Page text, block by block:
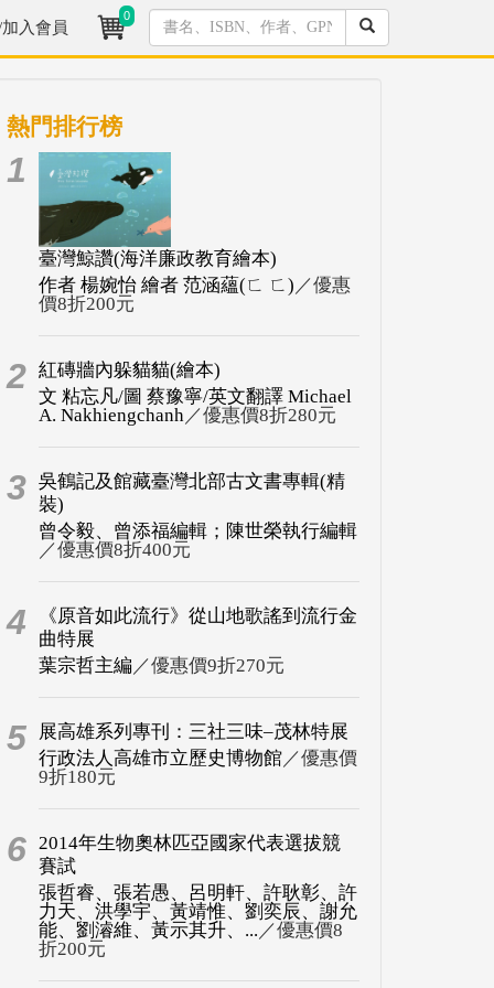
入會員
0
熱門排行榜
1
臺灣鯨讚(海洋廉政教育繪本)
作者 楊婉怡 繪者 范涵蘊(ㄈ ㄈ) ／優惠
價8折200元
2 紅磚牆內躲貓貓(繪本)
文 粘忘凡/圖 蔡豫寧/英文翻譯 Michael
A. Nakhiengchanh／優惠價8折280元
3 吳鶴記及館藏臺灣北部古文書專輯(精
裝)
曾令毅、曾添福編輯；陳世榮執行編輯
／優惠價8折400元
4
《原音如此流行》從山地歌謠到流行金
曲特展
葉宗哲主編 ／優惠價9折270元
5
展高雄系列專刊：三社三味–茂林特展
行政法人高雄市立歷史博物館／優惠價
9折180元
6 2014年生物奧林匹亞國家代表選拔競
賽試
張哲睿、張若愚、呂明軒、許耿彰、許
力天、洪學宇、黃靖惟、劉奕辰、謝允
能、劉濬維、黃示其升、... ／優惠價8
折200元